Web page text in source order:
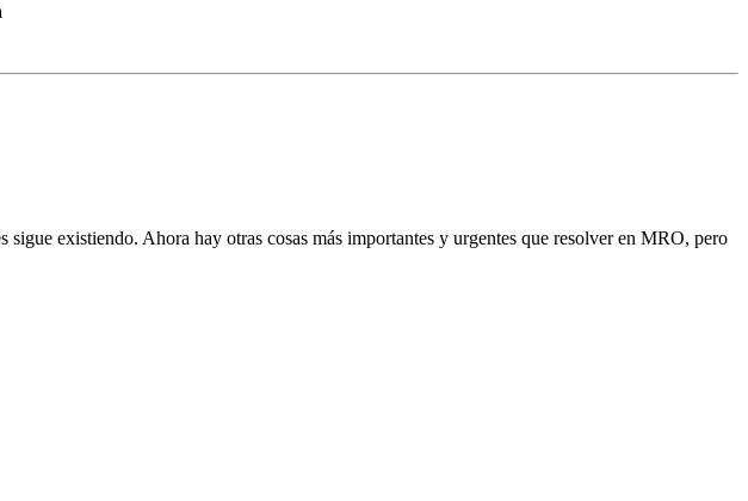
existiendo. Ahora hay otras cosas más importantes y urgentes que resolver en MRO, pero